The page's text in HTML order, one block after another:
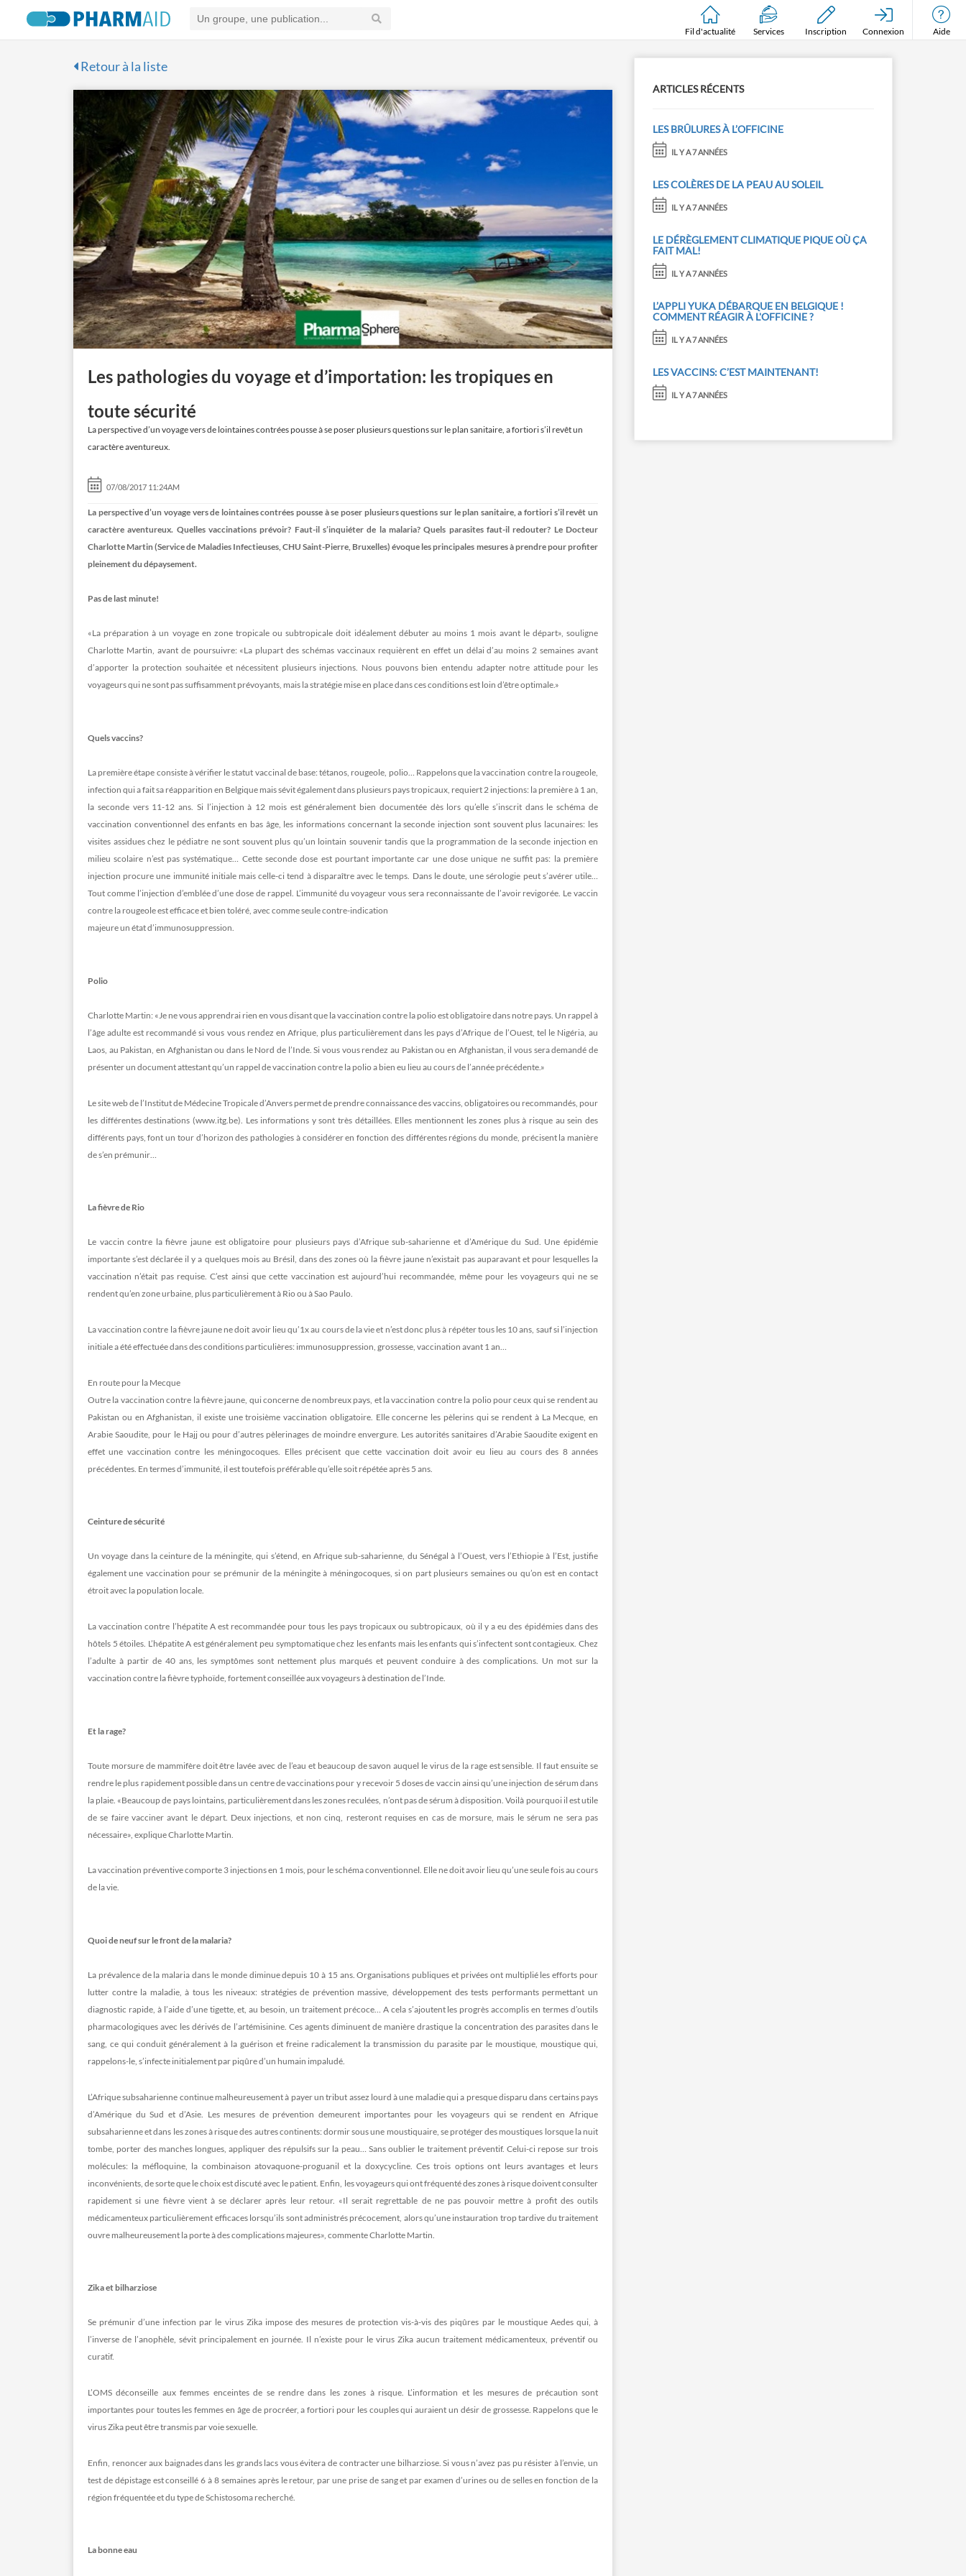
Fil d'actualité Services Inscription Connexion Aide
Retour à la liste
Les pathologies du voyage et d’importation: les tropiques en
toute sécurité
La perspective d’un voyage vers de lointaines contrées pousse à se poser plusieurs questions sur le plan sanitaire, a fortiori s’il revêt un
caractère aventureux.
07/08/2017 11:24AM
La perspective d’un voyage vers de lointaines contrées pousse à se poser plusieurs questions sur le plan sanitaire, a fortiori s’il revêt un
caractère aventureux. Quelles vaccinations prévoir? Faut-il s’inquiéter de la malaria? Quels parasites faut-il redouter? Le Docteur
Charlotte Martin (Service de Maladies Infectieuses, CHU Saint-Pierre, Bruxelles) évoque les principales mesures à prendre pour profiter
pleinement du dépaysement.
Pas de last minute!
«La préparation à un voyage en zone tropicale ou subtropicale doit idéalement débuter au moins 1 mois avant le départ», souligne
Charlotte Martin, avant de poursuivre: «La plupart des schémas vaccinaux requièrent en effet un délai d’au moins 2 semaines avant
d’apporter la protection souhaitée et nécessitent plusieurs injections. Nous pouvons bien entendu adapter notre attitude pour les
voyageurs qui ne sont pas suffisamment prévoyants, mais la stratégie mise en place dans ces conditions est loin d’être optimale.»
Quels vaccins?
La première étape consiste à vérifier le statut vaccinal de base: tétanos, rougeole, polio… Rappelons que la vaccination contre la rougeole,
infection qui a fait sa réapparition en Belgique mais sévit également dans plusieurs pays tropicaux, requiert 2 injections: la première à 1 an,
la seconde vers 11-12 ans. Si l’injection à 12 mois est généralement bien documentée dès lors qu’elle s’inscrit dans le schéma de
vaccination conventionnel des enfants en bas âge, les informations concernant la seconde injection sont souvent plus lacunaires: les
visites assidues chez le pédiatre ne sont souvent plus qu’un lointain souvenir tandis que la programmation de la seconde injection en
milieu scolaire n’est pas systématique… Cette seconde dose est pourtant importante car une dose unique ne suffit pas: la première
injection procure une immunité initiale mais celle-ci tend à disparaître avec le temps. Dans le doute, une sérologie peut s’avérer utile…
Tout comme l’injection d’emblée d’une dose de rappel. L’immunité du voyageur vous sera reconnaissante de l’avoir revigorée. Le vaccin
contre la rougeole est efficace et bien toléré, avec comme seule contre-indication
majeure un état d’immunosuppression.
Polio
Charlotte Martin: «Je ne vous apprendrai rien en vous disant que la vaccination contre la polio est obligatoire dans notre pays. Un rappel à
l’âge adulte est recommandé si vous vous rendez en Afrique, plus particulièrement dans les pays d’Afrique de l’Ouest, tel le Nigéria, au
Laos, au Pakistan, en Afghanistan ou dans le Nord de l’Inde. Si vous vous rendez au Pakistan ou en Afghanistan, il vous sera demandé de
présenter un document attestant qu’un rappel de vaccination contre la polio a bien eu lieu au cours de l’année précédente.»
Le site web de l’Institut de Médecine Tropicale d’Anvers permet de prendre connaissance des vaccins, obligatoires ou recommandés, pour
les différentes destinations (www.itg.be). Les informations y sont très détaillées. Elles mentionnent les zones plus à risque au sein des
différents pays, font un tour d’horizon des pathologies à considérer en fonction des différentes régions du monde, précisent la manière
de s’en prémunir…
La fièvre de Rio
Le vaccin contre la fièvre jaune est obligatoire pour plusieurs pays d’Afrique sub-saharienne et d’Amérique du Sud. Une épidémie
importante s’est déclarée il y a quelques mois au Brésil, dans des zones où la fièvre jaune n’existait pas auparavant et pour lesquelles la
vaccination n’était pas requise. C’est ainsi que cette vaccination est aujourd’hui recommandée, même pour les voyageurs qui ne se
rendent qu’en zone urbaine, plus particulièrement à Rio ou à Sao Paulo.
La vaccination contre la fièvre jaune ne doit avoir lieu qu’1x au cours de la vie et n’est donc plus à répéter tous les 10 ans, sauf si l’injection
initiale a été effectuée dans des conditions particulières: immunosuppression, grossesse, vaccination avant 1 an…
En route pour la Mecque
Outre la vaccination contre la fièvre jaune, qui concerne de nombreux pays, et la vaccination contre la polio pour ceux qui se rendent au
Pakistan ou en Afghanistan, il existe une troisième vaccination obligatoire. Elle concerne les pèlerins qui se rendent à La Mecque, en
Arabie Saoudite, pour le Hajj ou pour d’autres pèlerinages de moindre envergure. Les autorités sanitaires d’Arabie Saoudite exigent en
effet une vaccination contre les méningocoques. Elles précisent que cette vaccination doit avoir eu lieu au cours des 8 années
précédentes. En termes d’immunité, il est toutefois préférable qu’elle soit répétée après 5 ans.
Ceinture de sécurité
Un voyage dans la ceinture de la méningite, qui s’étend, en Afrique sub-saharienne, du Sénégal à l’Ouest, vers l’Ethiopie à l’Est, justifie
également une vaccination pour se prémunir de la méningite à méningocoques, si on part plusieurs semaines ou qu’on est en contact
étroit avec la population locale.
La vaccination contre l’hépatite A est recommandée pour tous les pays tropicaux ou subtropicaux, où il y a eu des épidémies dans des
hôtels 5 étoiles. L’hépatite A est généralement peu symptomatique chez les enfants mais les enfants qui s’infectent sont contagieux. Chez
l’adulte à partir de 40 ans, les symptômes sont nettement plus marqués et peuvent conduire à des complications. Un mot sur la
vaccination contre la fièvre typhoïde, fortement conseillée aux voyageurs à destination de l’Inde.
Et la rage?
Toute morsure de mammifère doit être lavée avec de l’eau et beaucoup de savon auquel le virus de la rage est sensible. Il faut ensuite se
rendre le plus rapidement possible dans un centre de vaccinations pour y recevoir 5 doses de vaccin ainsi qu’une injection de sérum dans
la plaie. «Beaucoup de pays lointains, particulièrement dans les zones reculées, n’ont pas de sérum à disposition. Voilà pourquoi il est utile
de se faire vacciner avant le départ. Deux injections, et non cinq, resteront requises en cas de morsure, mais le sérum ne sera pas
nécessaire», explique Charlotte Martin.
La vaccination préventive comporte 3 injections en 1 mois, pour le schéma conventionnel. Elle ne doit avoir lieu qu’une seule fois au cours
de la vie.
Quoi de neuf sur le front de la malaria?
La prévalence de la malaria dans le monde diminue depuis 10 à 15 ans. Organisations publiques et privées ont multiplié les efforts pour
lutter contre la maladie, à tous les niveaux: stratégies de prévention massive, développement des tests performants permettant un
diagnostic rapide, à l’aide d’une tigette, et, au besoin, un traitement précoce… A cela s’ajoutent les progrès accomplis en termes d’outils
pharmacologiques avec les dérivés de l’artémisinine. Ces agents diminuent de manière drastique la concentration des parasites dans le
sang, ce qui conduit généralement à la guérison et freine radicalement la transmission du parasite par le moustique, moustique qui,
rappelons-le, s’infecte initialement par piqûre d’un humain impaludé.
L’Afrique subsaharienne continue malheureusement à payer un tribut assez lourd à une maladie qui a presque disparu dans certains pays
d’Amérique du Sud et d’Asie. Les mesures de prévention demeurent importantes pour les voyageurs qui se rendent en Afrique
subsaharienne et dans les zones à risque des autres continents: dormir sous une moustiquaire, se protéger des moustiques lorsque la nuit
tombe, porter des manches longues, appliquer des répulsifs sur la peau… Sans oublier le traitement préventif. Celui-ci repose sur trois
molécules: la méfloquine, la combinaison atovaquone-proguanil et la doxycycline. Ces trois options ont leurs avantages et leurs
inconvénients, de sorte que le choix est discuté avec le patient. Enfin, les voyageurs qui ont fréquenté des zones à risque doivent consulter
rapidement si une fièvre vient à se déclarer après leur retour. «Il serait regrettable de ne pas pouvoir mettre à profit des outils
médicamenteux particulièrement efficaces lorsqu’ils sont administrés précocement, alors qu’une instauration trop tardive du traitement
ouvre malheureusement la porte à des complications majeures», commente Charlotte Martin.
Zika et bilharziose
Se prémunir d’une infection par le virus Zika impose des mesures de protection vis-à-vis des piqûres par le moustique Aedes qui, à
l’inverse de l’anophèle, sévit principalement en journée. Il n’existe pour le virus Zika aucun traitement médicamenteux, préventif ou
curatif.
L’OMS déconseille aux femmes enceintes de se rendre dans les zones à risque. L’information et les mesures de précaution sont
importantes pour toutes les femmes en âge de procréer, a fortiori pour les couples qui auraient un désir de grossesse. Rappelons que le
virus Zika peut être transmis par voie sexuelle.
Enfin, renoncer aux baignades dans les grands lacs vous évitera de contracter une bilharziose. Si vous n’avez pas pu résister à l’envie, un
test de dépistage est conseillé 6 à 8 semaines après le retour, par une prise de sang et par examen d’urines ou de selles en fonction de la
région fréquentée et du type de Schistosoma recherché.
La bonne eau
ARTICLES RÉCENTS
LES BRÛLURES À L’OFFICINE
IL Y A 7 ANNÉES
LES COLÈRES DE LA PEAU AU SOLEIL
IL Y A 7 ANNÉES
LE DÉRÈGLEMENT CLIMATIQUE PIQUE OÙ ÇA
FAIT MAL!
IL Y A 7 ANNÉES
L’APPLI YUKA DÉBARQUE EN BELGIQUE !
COMMENT RÉAGIR À L'OFFICINE ?
IL Y A 7 ANNÉES
LES VACCINS: C’EST MAINTENANT!
IL Y A 7 ANNÉES